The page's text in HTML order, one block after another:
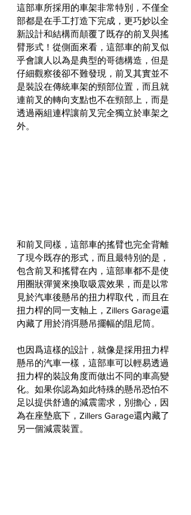
這部車所採用的車架非常特別，不僅全
部都是在手工打造下完成，更巧妙以全
新設計和結構而顛覆了既存的前叉與搖
臂形式！從側面來看，這部車的前叉似
乎會讓人以為是典型的哥德構造，但是
仔細觀察後卻不難發現，前叉其實並不
是裝設在傳統車架的頸部位置，而且就
連前叉的轉向支點也不在頸部上，而是
透過兩組連桿讓前叉完全獨立於車架之
外。
和前叉同樣，這部車的搖臂也完全背離
了現今既存的形式，而且最特別的是，
包含前叉和搖臂在內，這部車都不是使
用圈狀彈簧來換取吸震效果，而是以常
見於汽車後懸吊的扭力桿取代，而且在
扭力桿的同一支軸上，Zillers Garage還
內藏了用於消弭懸吊擺幅的阻尼筒。
也因爲這樣的設計，就像是採用扭力桿
懸吊的汽車一樣，這部車可以輕易透過
扭力桿的裝設角度而做出不同的車高變
化。如果你認為如此特殊的懸吊恐怕不
足以提供舒適的減震需求，別擔心，因
為在座墊底下，Zillers Garage還內藏了
另一個減震裝置。